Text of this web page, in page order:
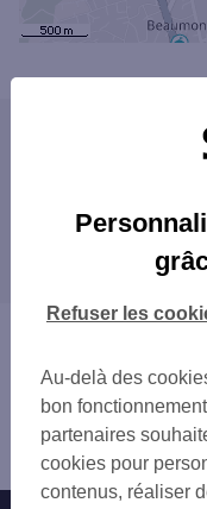
Les agences SG
BEAUMONT
RIOM
Les agences SG
15 CANTAL
23 CREUSE
42 LOIRE
43 HAUTE-LOIRE
Puy-de-Dôme
Au-delà des
bon
partenaires
cookies pour
contenus, réaliser
Refuser les